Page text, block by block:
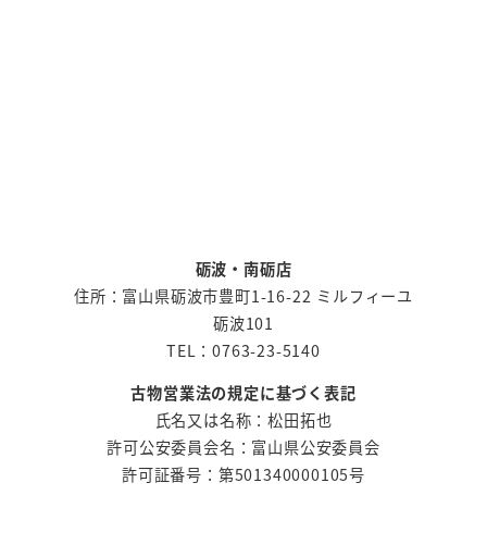
砺波・南砺店
住所：富山県砺波市豊町1-16-22 ミルフィーユ
砺波101
TEL：0763-23-5140
古物営業法の規定に基づく表記
氏名又は名称：松田拓也
許可公安委員会名：富山県公安委員会
許可証番号：第501340000105号